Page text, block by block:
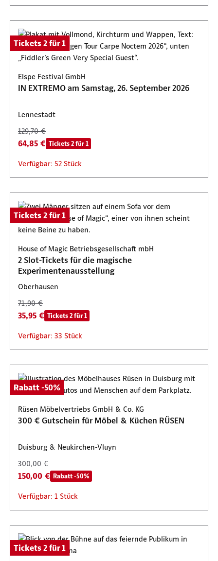
Tickets 2 für 1
Elspe Festival GmbH
IN EXTREMO am Samstag, 26. September 2026
Lennestadt
129,70 €
64,85 € Tickets 2 für 1
Verfügbar: 52 Stück
Tickets 2 für 1
House of Magic Betriebsgesellschaft mbH
2 Slot-Tickets für die magische
Experimentenausstellung
Oberhausen
71,90 €
35,95 € Tickets 2 für 1
Verfügbar: 33 Stück
Rabatt -50%
Rüsen Möbelvertriebs GmbH & Co. KG
300 € Gutschein für Möbel & Küchen RÜSEN
Duisburg & Neukirchen-Vluyn
300,00 €
150,00 € Rabatt -50%
Verfügbar: 1 Stück
Tickets 2 für 1